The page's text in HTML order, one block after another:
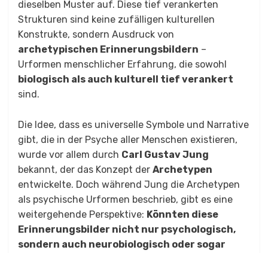
dieselben Muster auf. Diese tief verankerten
Strukturen sind keine zufälligen kulturellen
Konstrukte, sondern Ausdruck von
archetypischen Erinnerungsbildern –
Urformen menschlicher Erfahrung, die sowohl
biologisch als auch kulturell tief verankert
sind.
Die Idee, dass es universelle Symbole und Narrative
gibt, die in der Psyche aller Menschen existieren,
wurde vor allem durch Carl Gustav Jung
bekannt, der das Konzept der Archetypen
entwickelte. Doch während Jung die Archetypen
als psychische Urformen beschrieb, gibt es eine
weitergehende Perspektive: Könnten diese
Erinnerungsbilder nicht nur psychologisch,
sondern auch neurobiologisch oder sogar